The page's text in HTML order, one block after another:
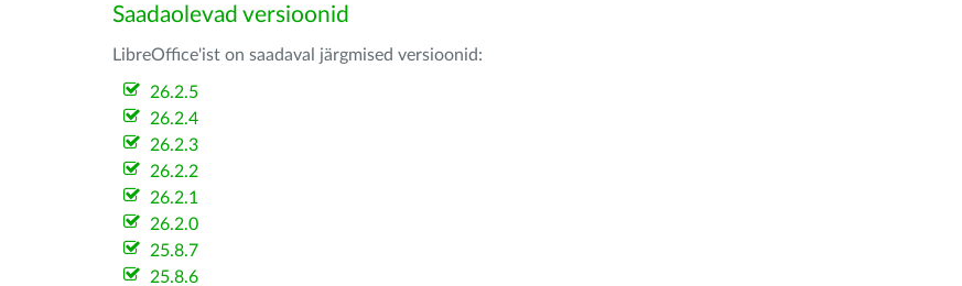
Saadaolevad versioonid
LibreOffice'ist on saadaval järgmised versioonid:
26.2.5
26.2.4
26.2.3
26.2.2
26.2.1
26.2.0
25.8.7
25.8.6